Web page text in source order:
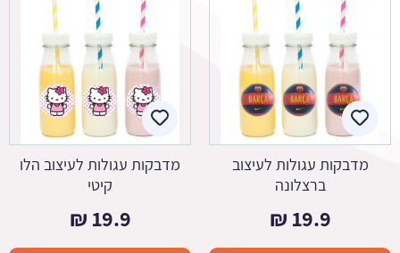
מדבקות עגולות לעיצוב
ברצלונה
19.9
₪
מדבקות עגולות לעיצוב הלו
קיטי
19.9
₪